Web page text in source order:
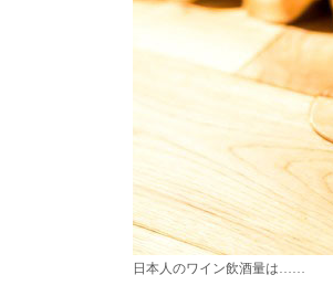
日本人のワイン飲酒量は……